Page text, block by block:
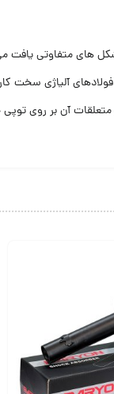
های متفاوتی یافت
آلیاژی سخت
آن بر روی